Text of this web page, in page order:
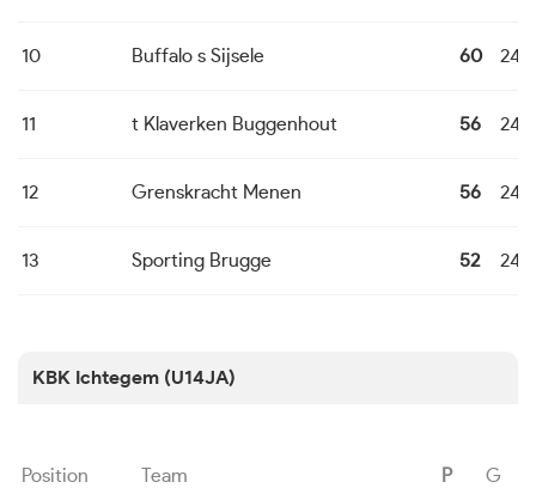
10 Buffalo s Sijsele 60 24
11 t Klaverken Buggenhout 56 24
12 Grenskracht Menen 56 24
13 Sporting Brugge 52 24
KBK Ichtegem (U14JA)
Position Team P G